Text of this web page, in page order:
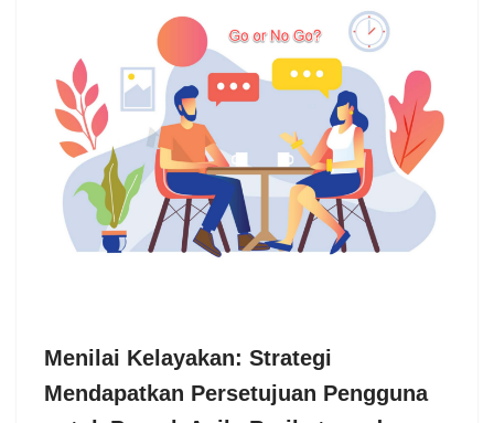
Menilai Kelayakan: Strategi
Mendapatkan Persetujuan Pengguna